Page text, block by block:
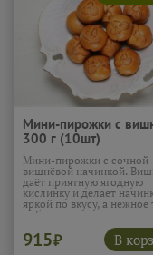
Мини-пирожки с
300 г (10шт)
Мини-пирожки с сочной
вишнёвой начинкой.
даёт приятную ягодную
кислинку и делает
яркой по вкусу, а нежное
добавляет мягкость и уют.
Отличный вариант к
кофе.Подробнее...
915₽ В